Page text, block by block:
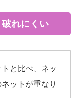
れにくい
と比べ、ネッ
ットが重なり